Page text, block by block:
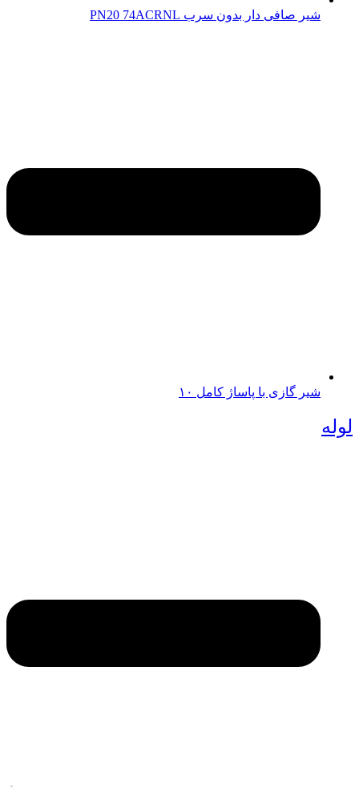
شیر صافی دار بدون سرب PN20 74ACRNL
شیر گازی با پاساژ کامل ۱۰
لوله